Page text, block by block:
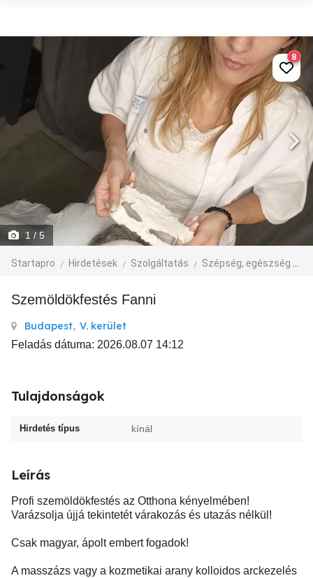
1 / 5
Startapro Hirdetések Szolgáltatás Szépség, egészség
8
Szemöldökfestés Fanni
Budapest, V. kerület
Feladás dátuma: 2026.08.07 14:12
Tulajdonságok
Hirdetés típus kínál
Leírás
Profi szemöldökfestés az Otthona kényelmében!
Varázsolja újjá tekintetét várakozás és utazás nélkül!
Csak magyar, ápolt embert fogadok!
A masszázs vagy a kozmetikai arany kolloidos arckezelés